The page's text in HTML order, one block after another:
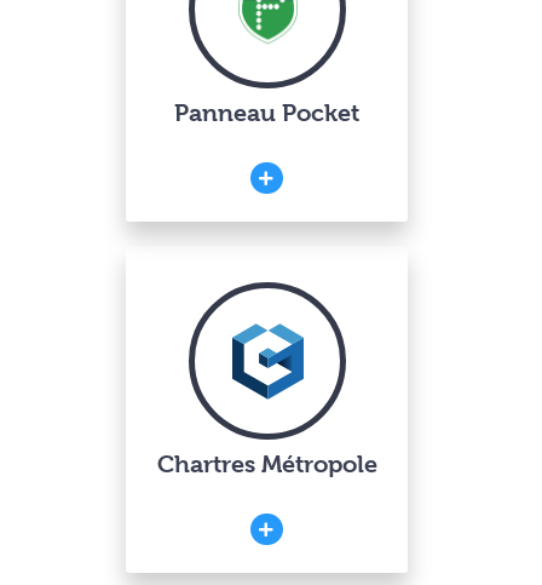
Panneau Pocket
Chartres Métropole